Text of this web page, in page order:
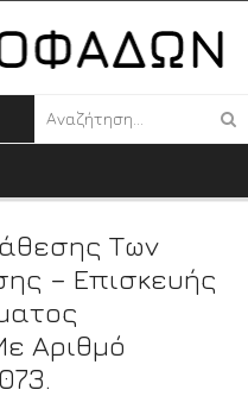
Των
– Επισκευής
Αριθμό